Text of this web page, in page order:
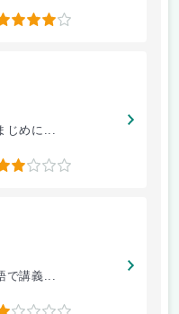
じめに...
で講義...